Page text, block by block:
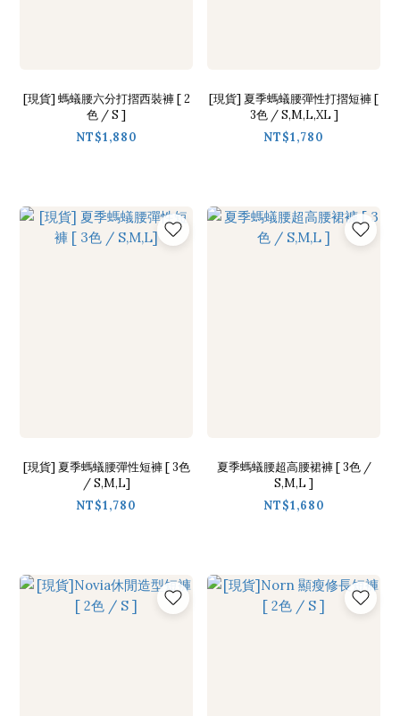
[現貨] 螞蟻腰六分打摺西裝褲 [ 2
色 / S ]
NT$1,880
[現貨] 夏季螞蟻腰彈性打摺短褲 [
3色 / S,M,L,XL ]
NT$1,780
[現貨] 夏季螞蟻腰彈性短褲 [ 3色
/ S,M,L]
NT$1,780
夏季螞蟻腰超高腰裙褲 [ 3色 /
S,M,L ]
NT$1,680